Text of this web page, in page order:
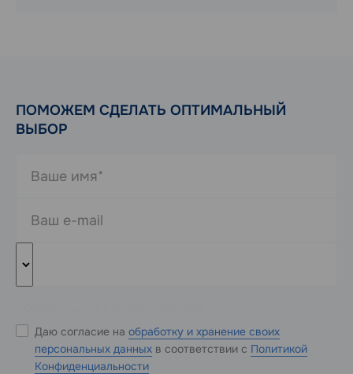
ПОМОЖЕМ СДЕЛАТЬ ОПТИМАЛЬНЫЙ
ВЫБОР
Даю согласие на обработку и хранение своих
персональных данных в соответствии с Политикой
Конфиденциальности